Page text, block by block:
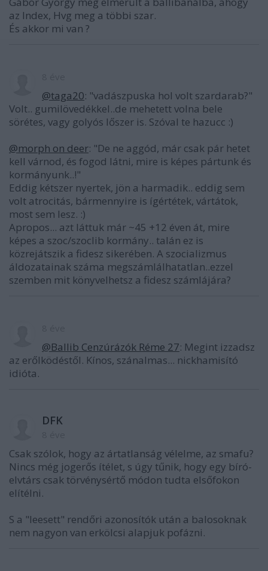
az Index, Hvg meg a többi szar.
És akkor mi van ?
@taga20: "vadászpuska hol volt szardarab?"
Volt.. gumilövedékkel..de mehetett volna bele
sörétes, vagy golyós lőszer is. Szóval te hazucc :)
@morph on deer: "De ne aggód, már csak pár hetet
kell várnod, és fogod látni, mire is képes pártunk és
kormányunk..!"
Eddig kétszer nyertek, jön a harmadik.. eddig sem
volt atrocitás, bármennyire is ígértétek, vártátok,
most sem lesz. :)
Apropos... azt láttuk már ~45 +12 éven át, mire
képes a szoc/szoclib kormány.. talán ez is
közrejátszik a fidesz sikerében. A szocializmus
áldozatainak száma megszámlálhatatlan..ezzel
szemben mit könyvelhetsz a fidesz számlájára?
@Ballib Cenzúrázók Réme 27: Megint izzadsz
az erőlködéstől. Kínos, szánalmas... nickhamisító
idióta.
DFK
Csak szólok, hogy az ártatlanság vélelme, az smafu?
Nincs még jogerős ítélet, s úgy tűnik, hogy egy bíró-
elvtárs csak törvénysértő módon tudta elsőfokon
elítélni.
S a "leesett" rendőri azonosítók után a balosoknak
nem nagyon van erkölcsi alapjuk pofázni.